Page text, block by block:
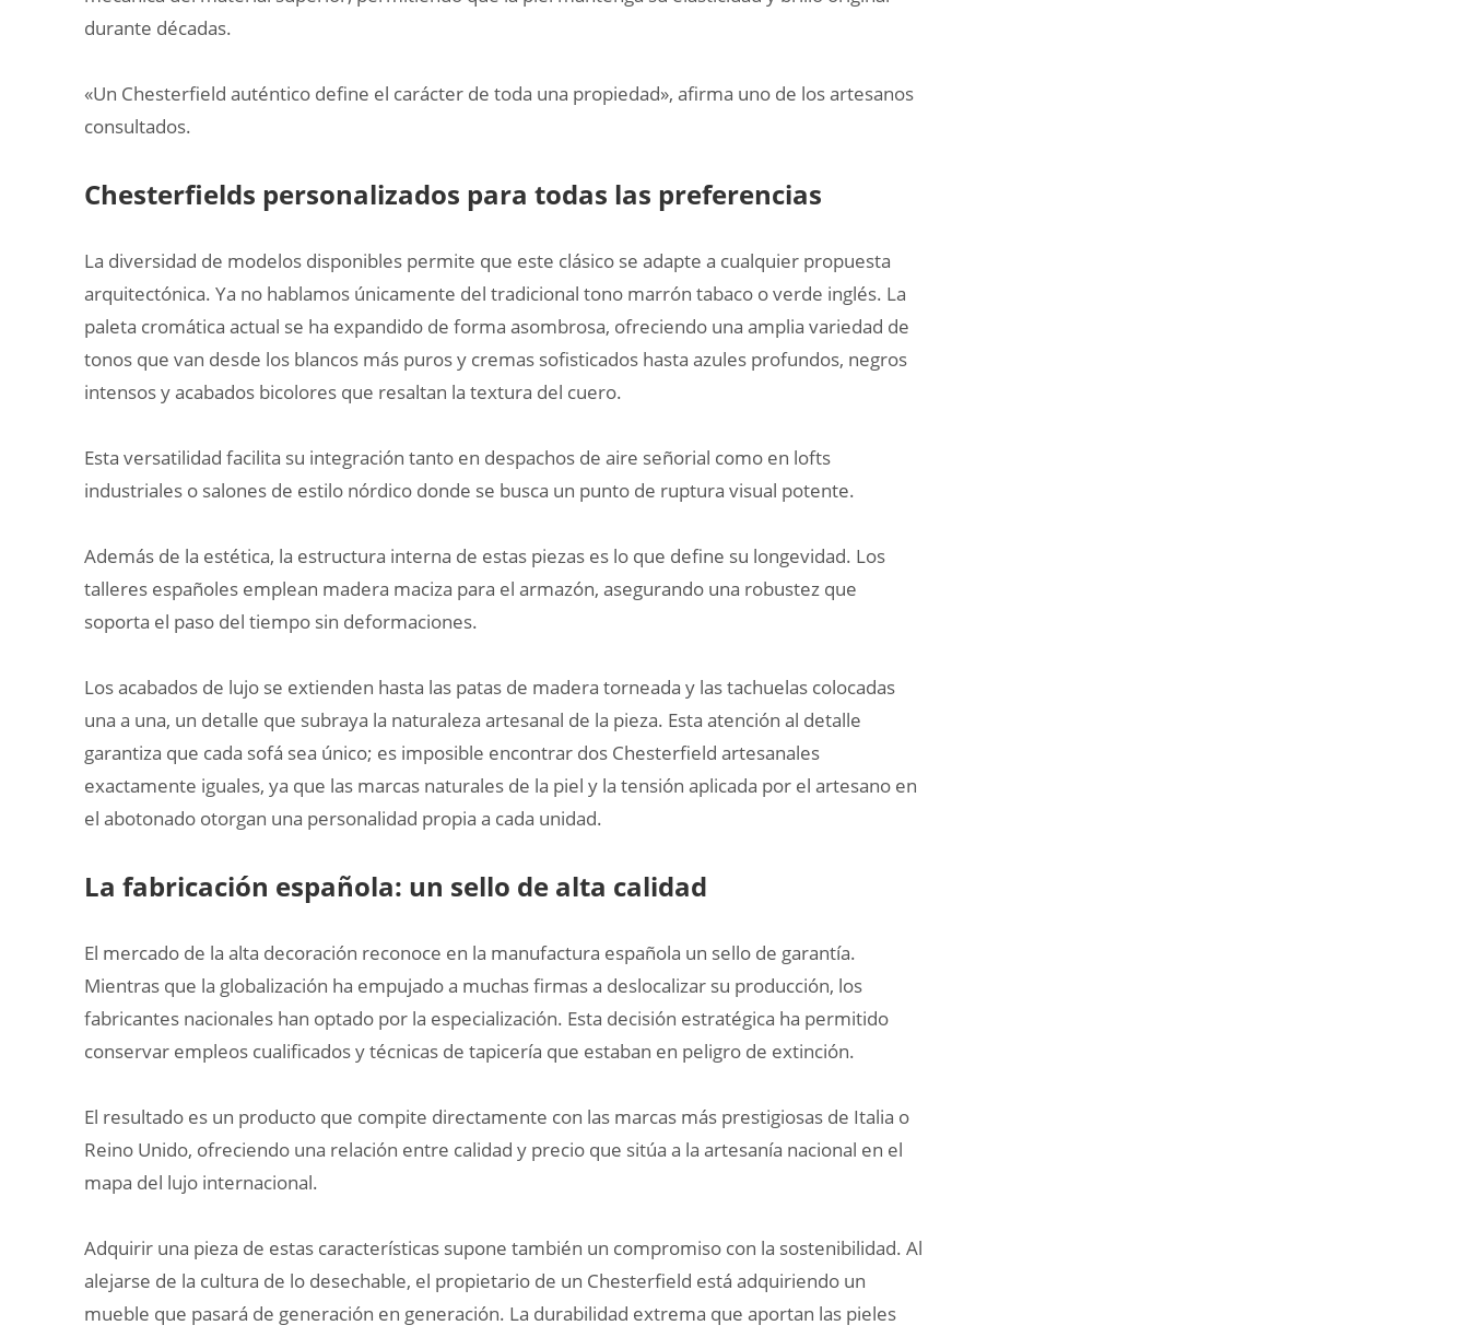
durante décadas.
«Un Chesterfield auténtico define el carácter de toda una propiedad», afirma uno de los artesanos
consultados.
Chesterfields personalizados para todas las preferencias
La diversidad de modelos disponibles permite que este clásico se adapte a cualquier propuesta
arquitectónica. Ya no hablamos únicamente del tradicional tono marrón tabaco o verde inglés. La
paleta cromática actual se ha expandido de forma asombrosa, ofreciendo una amplia variedad de
tonos que van desde los blancos más puros y cremas sofisticados hasta azules profundos, negros
intensos y acabados bicolores que resaltan la textura del cuero.
Esta versatilidad facilita su integración tanto en despachos de aire señorial como en lofts
industriales o salones de estilo nórdico donde se busca un punto de ruptura visual potente.
Además de la estética, la estructura interna de estas piezas es lo que define su longevidad. Los
talleres españoles emplean madera maciza para el armazón, asegurando una robustez que
soporta el paso del tiempo sin deformaciones.
Los acabados de lujo se extienden hasta las patas de madera torneada y las tachuelas colocadas
una a una, un detalle que subraya la naturaleza artesanal de la pieza. Esta atención al detalle
garantiza que cada sofá sea único; es imposible encontrar dos Chesterfield artesanales
exactamente iguales, ya que las marcas naturales de la piel y la tensión aplicada por el artesano en
el abotonado otorgan una personalidad propia a cada unidad.
La fabricación española: un sello de alta calidad
El mercado de la alta decoración reconoce en la manufactura española un sello de garantía.
Mientras que la globalización ha empujado a muchas firmas a deslocalizar su producción, los
fabricantes nacionales han optado por la especialización. Esta decisión estratégica ha permitido
conservar empleos cualificados y técnicas de tapicería que estaban en peligro de extinción.
El resultado es un producto que compite directamente con las marcas más prestigiosas de Italia o
Reino Unido, ofreciendo una relación entre calidad y precio que sitúa a la artesanía nacional en el
mapa del lujo internacional.
Adquirir una pieza de estas características supone también un compromiso con la sostenibilidad. Al
alejarse de la cultura de lo desechable, el propietario de un Chesterfield está adquiriendo un
mueble que pasará de generación en generación. La durabilidad extrema que aportan las pieles